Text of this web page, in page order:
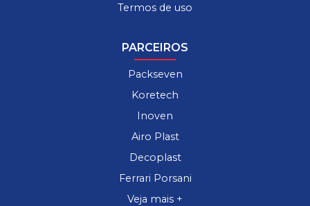
Termos de uso
PARCEIROS
Packseven
Koretech
Inoven
Airo Plast
Decoplast
Ferrari Porsani
Veja mais +